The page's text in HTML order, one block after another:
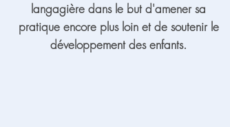
langagière dans le but d'amener sa
pratique encore plus loin et de soutenir le
développement des enfants.